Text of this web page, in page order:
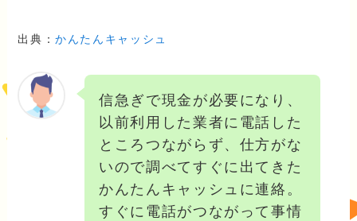
出典：かんたんキャッシュ
信急ぎで現金が必要になり、
以前利用した業者に電話した
ところつながらず、仕方がな
いので調べてすぐに出てきた
かんたんキャッシュに連絡。
すぐに電話がつながって事情